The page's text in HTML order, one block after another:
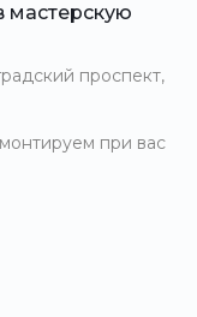
мастерскую
проспект,
при вас